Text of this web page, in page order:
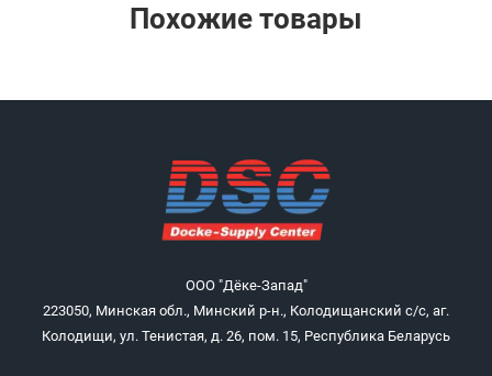
Похожие товары
ООО "Дёке-Запад"
223050, Минская обл., Минский р-н., Колодищанский с/с, аг.
Колодищи, ул. Тенистая, д. 26, пом. 15, Республика Беларусь